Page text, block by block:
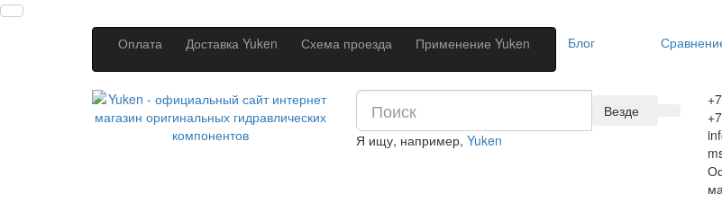
Оплата Доставка Yuken Схема проезда Применение Yuken Блог
Везде
Я ищу, например, Yuken